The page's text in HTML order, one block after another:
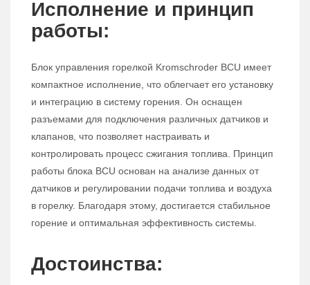
Исполнение и принцип
работы:
Блок управления горелкой Kromschroder BCU имеет
компактное исполнение, что облегчает его установку
и интеграцию в систему горения. Он оснащен
разъемами для подключения различных датчиков и
клапанов, что позволяет настраивать и
контролировать процесс сжигания топлива. Принцип
работы блока BCU основан на анализе данных от
датчиков и регулировании подачи топлива и воздуха
в горелку. Благодаря этому, достигается стабильное
горение и оптимальная эффективность системы.
Достоинства: